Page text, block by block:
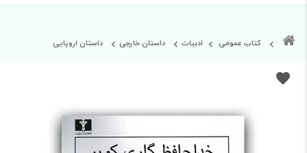
کتاب عمومی ادبیات داستان خارجی داستان اروپایی